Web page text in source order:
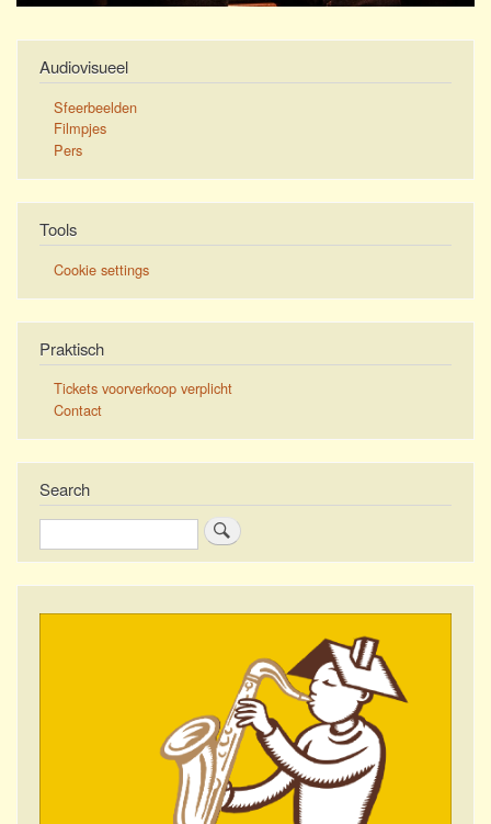
Audiovisueel
Sfeerbeelden
Filmpjes
Pers
Tools
Cookie settings
Praktisch
Tickets voorverkoop verplicht
Contact
Search
Search